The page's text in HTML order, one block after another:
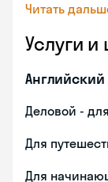
Читать
Услуги и
Деловой -
Для
Для